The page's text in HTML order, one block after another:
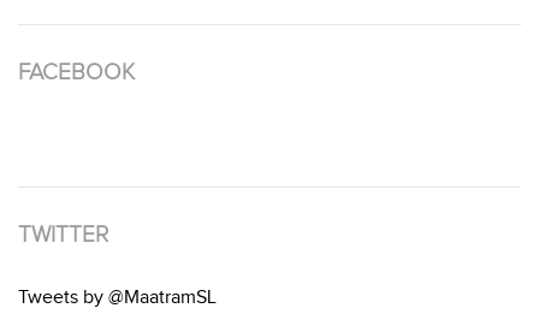
FACEBOOK
TWITTER
Tweets by @MaatramSL